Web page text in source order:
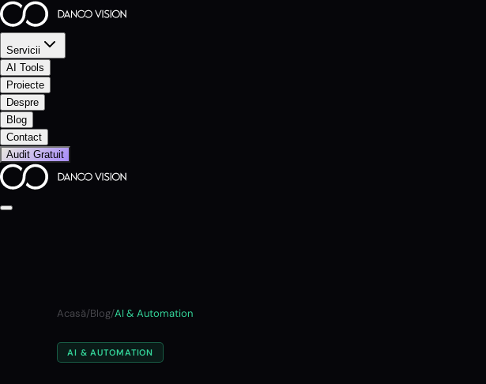
Servicii
AI Tools
Proiecte
Despre
Blog
Contact
Audit Gratuit
Acasă/Blog/AI & Automation
AI & AUTOMATION